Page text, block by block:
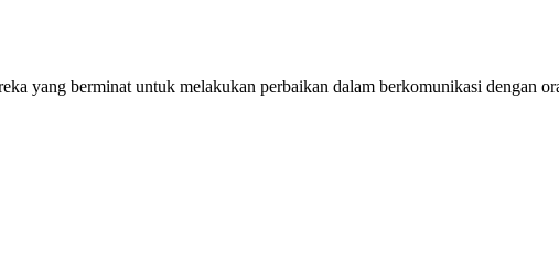
yang berminat untuk melakukan perbaikan dalam berkomunikasi dengan